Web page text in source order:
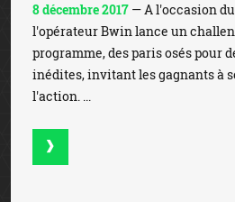
8 décembre 2017 — A l'occasion
l'opérateur Bwin lance un
programme, des paris osés pour
inédites, invitant les gagnants à
l'action. ...